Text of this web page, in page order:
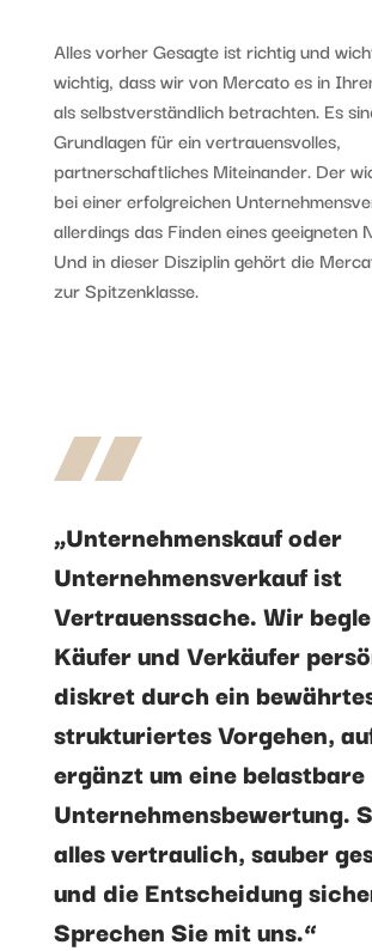
Alles vorher Gesagte ist richtig und
wichtig, dass wir von Mercato es in
als selbstverständlich betrachten. Es
Grundlagen für ein vertrauensvolles,
partnerschaftliches Miteinander. Der
bei einer erfolgreichen
allerdings das Finden eines geeigneten
Und in dieser Disziplin gehört die
zur Spitzenklasse.
„Unternehmenskauf oder
Unternehmensverkauf ist
Vertrauenssache. Wir
Käufer und Verkäufer
diskret durch ein
strukturiertes Vorgehen,
ergänzt um eine belastbare
Unternehmensbewertung.
alles vertraulich, sauber
und die Entscheidung
Sprechen Sie mit uns.“